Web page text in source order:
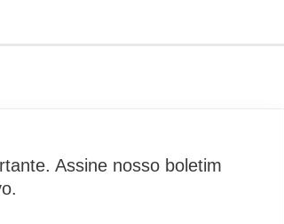
Assine nosso boletim